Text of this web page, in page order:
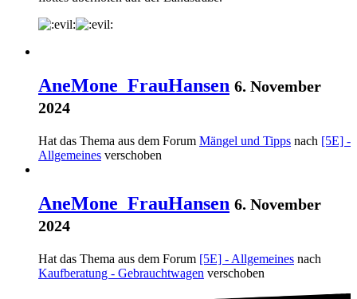
AneMone_FrauHansen 6. November
2024
Hat das Thema aus dem Forum Mängel und Tipps nach [5E] -
Allgemeines verschoben
AneMone_FrauHansen 6. November
2024
Hat das Thema aus dem Forum [5E] - Allgemeines nach
Kaufberatung - Gebrauchtwagen verschoben